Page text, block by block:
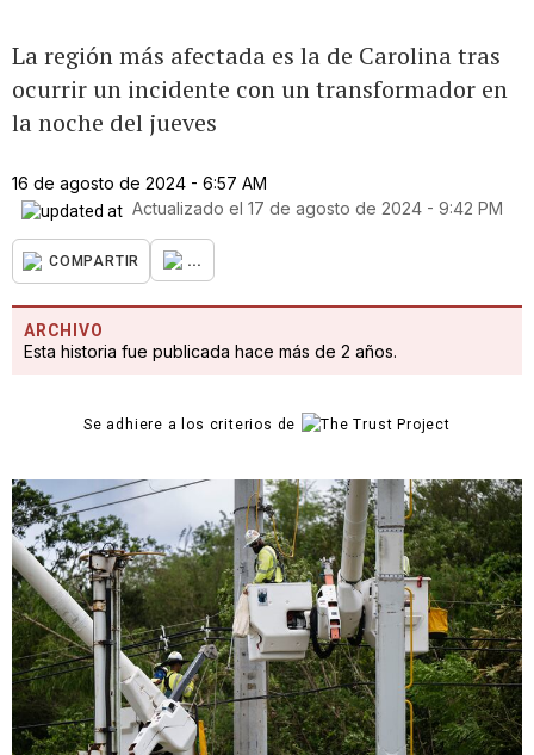
La región más afectada es la de Carolina tras
ocurrir un incidente con un transformador en
la noche del jueves
16 de agosto de 2024 - 6:57 AM
Actualizado el 17 de agosto de 2024 - 9:42 PM
COMPARTIR ...
ARCHIVO
Esta historia fue publicada hace más de 2 años.
Se adhiere a los criterios de